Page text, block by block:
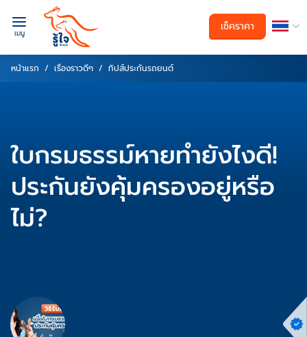
เมนู เช็คราคา
หน้าแรก เรื่องราวดีๆ ทิปส์ประกันรถยนต์
ใบกรมธรรม์หายทำยังไงดี!
ประกันยังคุ้มครองอยู่หรือ
ไม่?